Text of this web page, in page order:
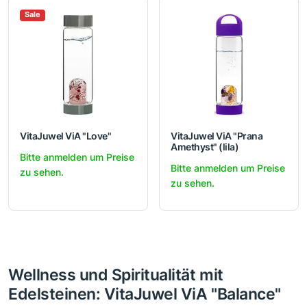
Sale
VitaJuwel ViA "Love"
Bitte anmelden um Preise
zu sehen.
VitaJuwel ViA "Prana
Amethyst" (lila)
Bitte anmelden um Preise
zu sehen.
Wellness und Spiritualität mit
Edelsteinen: VitaJuwel ViA "Balance"